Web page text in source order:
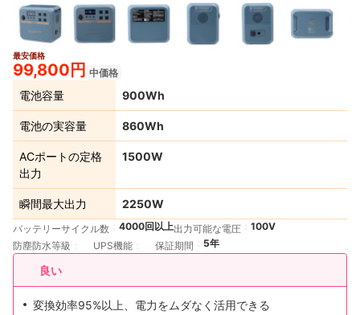
最安価格
99,800円 中価格
電池容量 900Wh
電池の実容量 860Wh
ACポートの定格
出力
1500W
瞬間最大出力 2250W
バッテリーサイクル数 4000回以上出力可能な電圧
100V
防塵防水等級
UPS機能 保証期間 5年
良い
変換効率95%以上、電力をムダなく活用できる